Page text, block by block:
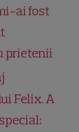
ai fost
prietenii
Felix. A